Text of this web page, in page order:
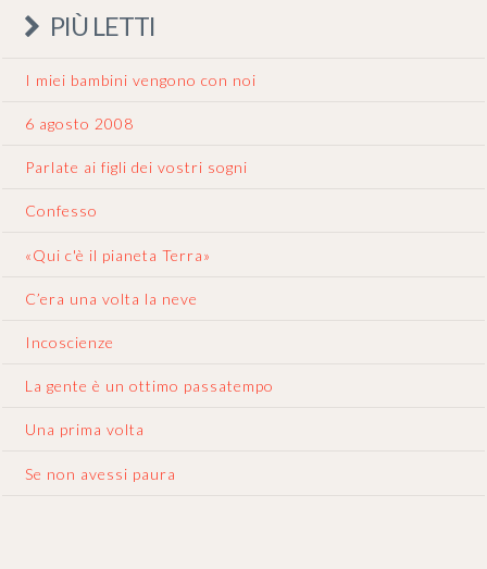
PIÙ LETTI
I miei bambini vengono con noi
6 agosto 2008
Parlate ai figli dei vostri sogni
Confesso
«Qui c'è il pianeta Terra»
C’era una volta la neve
Incoscienze
La gente è un ottimo passatempo
Una prima volta
Se non avessi paura